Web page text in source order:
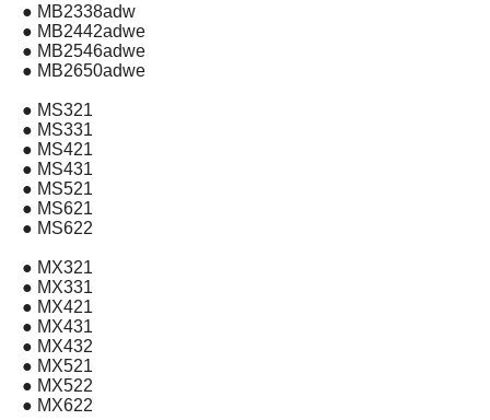
● MB2338adw
● MB2442adwe
● MB2546adwe
● MB2650adwe
● MS321
● MS331
● MS421
● MS431
● MS521
● MS621
● MS622
● MX321
● MX331
● MX421
● MX431
● MX432
● MX521
● MX522
● MX622